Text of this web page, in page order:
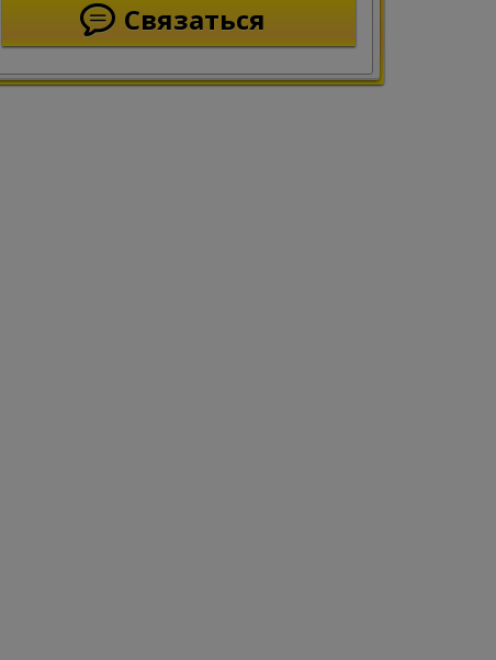
Связаться